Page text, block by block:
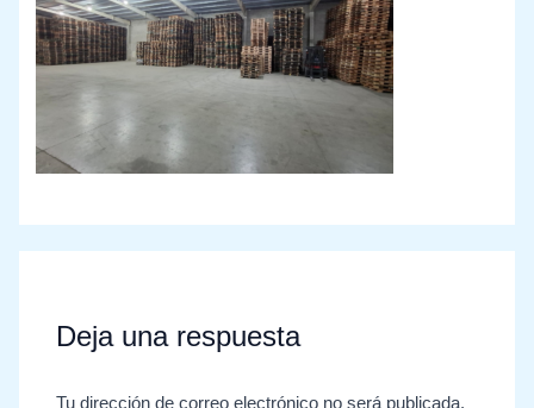
Deja una respuesta
Tu dirección de correo electrónico no será publicada.